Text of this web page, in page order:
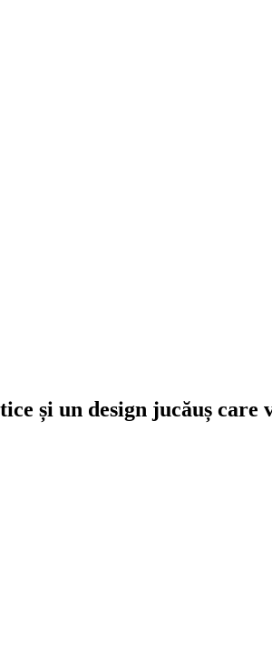
și un design jucăuș care